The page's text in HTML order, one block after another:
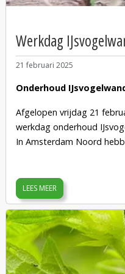
Werkdag
21 februari 2025
Onderhoud
Afgelopen vrijdag 21
werkdag onderhoud
In Amsterdam Noord
kleurenpracht doet denken.
Jan Jongejans is sinds
IJsvogelwerkgroep,
Amsterdam. In nauwe
Amsterdam en Stadsdeel
jaarlijkse werkdag.
LEES MEER